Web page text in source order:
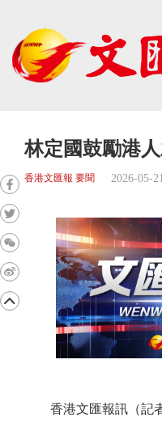
林定國鼓勵港
香港文匯報 要聞 2026-05-21
香港文匯報訊（記者